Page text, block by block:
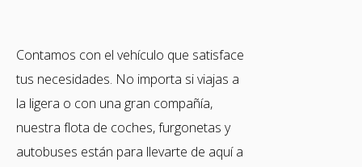
Contamos con el vehículo que satisface
tus necesidades. No importa si viajas a
la ligera o con una gran compañía,
nuestra flota de coches, furgonetas y
autobuses están para llevarte de aquí a